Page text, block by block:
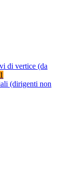
di vertice (da
1
(dirigenti non